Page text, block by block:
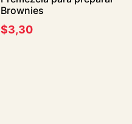
Brownies
$3,30